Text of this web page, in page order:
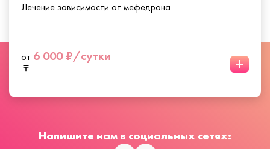
Лечение зависимости от мефедрона
от 6 000 ₽/сутки +
Напишите нам в социальных сетях: